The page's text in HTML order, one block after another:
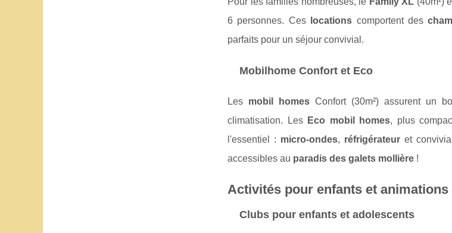
6 personnes. Ces
locations comportent des
parfaits pour un séjour convivial.
Mobilhome Confort et Eco
Les mobil homesConfort (30m²) assurent un
climatisation. Les Eco mobil homes, plus
l'essentiel : micro-ondes, réfrigérateur et
accessibles au paradis des galets mollière !
Activités pour enfants et
Clubs pour enfants et adolescents